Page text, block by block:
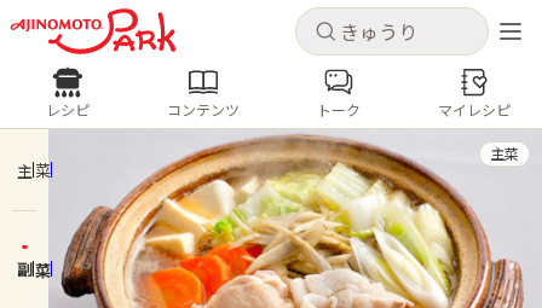
キャンセル
ログインするとレシピを保存できます
ログイン 新規登録
ホーム
キャンセル
レシピ コンテンツ
人気の食材・レシピ
きゅうり なす トマト
とうもろこし
レシピ コンテンツ トーク マイレシピ
主菜
副菜
主菜